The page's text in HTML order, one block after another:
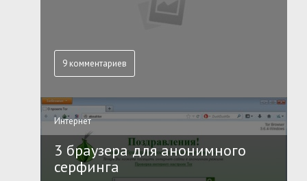
9 комментариев
Интернет
3 браузера для анонимного
серфинга